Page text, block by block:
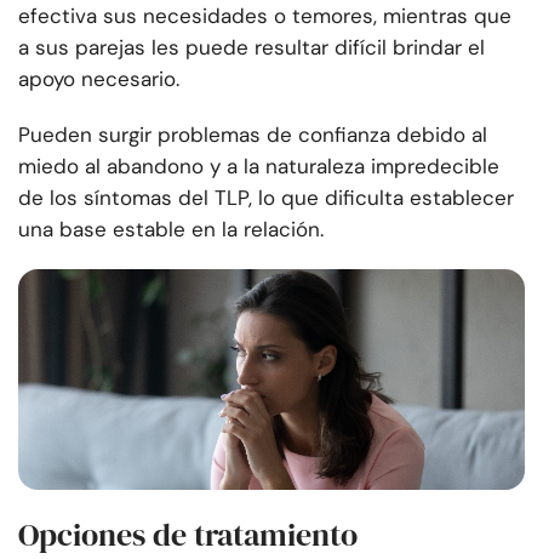
efectiva sus necesidades o temores, mientras que
a sus parejas les puede resultar difícil brindar el
apoyo necesario.
Pueden surgir problemas de confianza debido al
miedo al abandono y a la naturaleza impredecible
de los síntomas del TLP, lo que dificulta establecer
una base estable en la relación.
Opciones de tratamiento